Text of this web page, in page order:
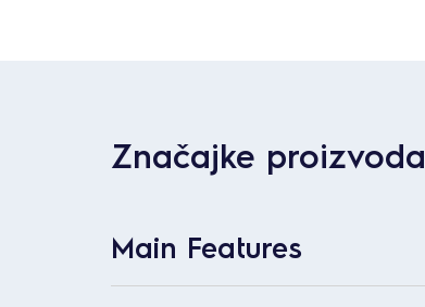
Značajke proizvoda
Main Features